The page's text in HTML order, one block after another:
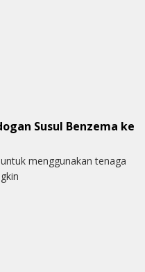
Susul Benzema ke
menggunakan tenaga